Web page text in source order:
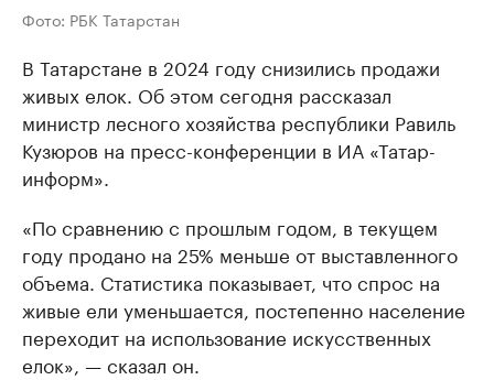
Фото: РБК Татарстан
В Татарстане в 2024 году снизились продажи
живых елок. Об этом сегодня рассказал
министр лесного хозяйства республики Равиль
Кузюров на пресс-конференции в ИА «Татар-
информ».
«По сравнению с прошлым годом, в текущем
году продано на 25% меньше от выставленного
объема. Статистика показывает, что спрос на
живые ели уменьшается, постепенно население
переходит на использование искусственных
елок», — сказал он.